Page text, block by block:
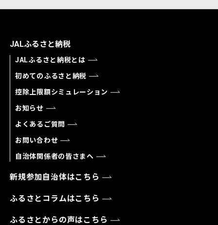
JALふるさと納税
JALふるさと納税とは
初めてのふるさと納税
控除上限額シミュレーション
お知らせ
よくあるご質問
お問い合わせ
自治体関係者の皆さまへ
新規参加自治体はこちら
ふるさとコラムはこちら
ふるさとからの声はこちら